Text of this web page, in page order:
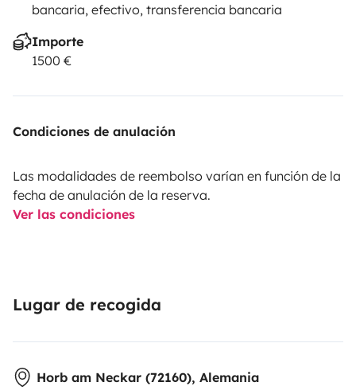
bancaria, efectivo, transferencia bancaria
Importe
1500 €
Condiciones de anulación
Las modalidades de reembolso varían en función de la
fecha de anulación de la reserva.
Ver las condiciones
Lugar de recogida
Horb am Neckar (72160), Alemania